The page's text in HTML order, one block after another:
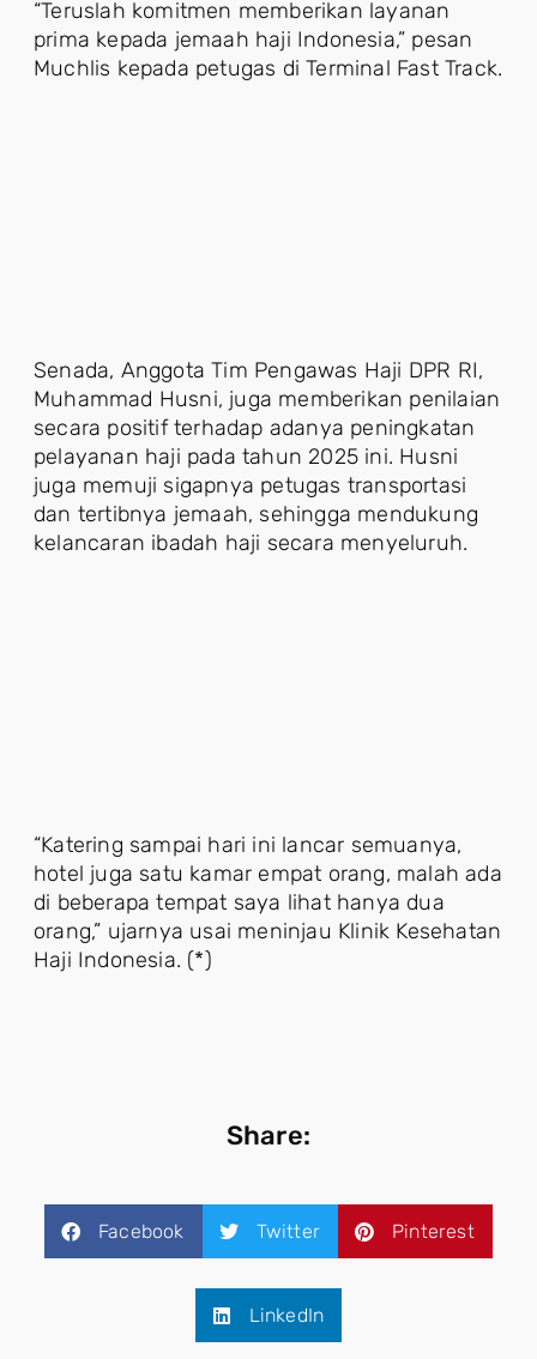
“Teruslah komitmen memberikan layanan
prima kepada jemaah haji Indonesia,” pesan
Muchlis kepada petugas di Terminal Fast Track.
Senada, Anggota Tim Pengawas Haji DPR RI,
Muhammad Husni, juga memberikan penilaian
secara positif terhadap adanya peningkatan
pelayanan haji pada tahun 2025 ini. Husni
juga memuji sigapnya petugas transportasi
dan tertibnya jemaah, sehingga mendukung
kelancaran ibadah haji secara menyeluruh.
“Katering sampai hari ini lancar semuanya,
hotel juga satu kamar empat orang, malah ada
di beberapa tempat saya lihat hanya dua
orang,” ujarnya usai meninjau Klinik Kesehatan
Haji Indonesia. (*)
Share:
Facebook Twitter Pinterest
LinkedIn